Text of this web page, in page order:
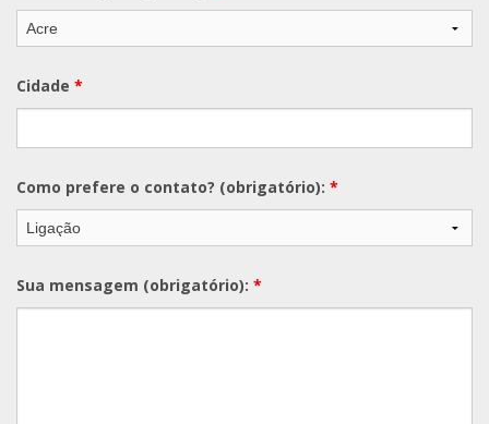
Cidade *
Como prefere o contato? (obrigatório): *
Sua mensagem (obrigatório): *